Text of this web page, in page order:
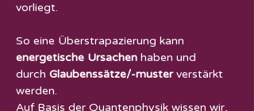
vorliegt.
So eine Überstrapazierung kann
energetische Ursachen haben und
durch Glaubenssätze/-musterverstärkt
werden.
Auf Basis der Quantenphysik wissen wir,